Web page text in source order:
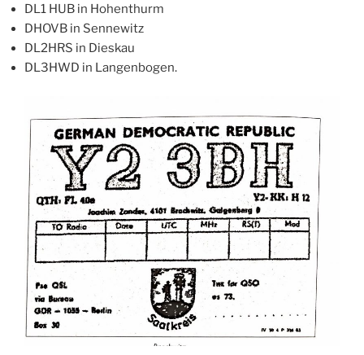
DL1 HUB in Hohenthurm
DHOVB in Sennewitz
DL2HRS in Dieskau
DL3HWD in Langenbogen.